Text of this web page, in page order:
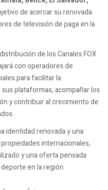
de acercar su renovada
de televisión de paga en la
de los Canales FOX
con operadores de
para facilitar la
plataformas, acompañar los
y contribuir al crecimiento de
identidad renovada y una
internacionales,
y una oferta pensada
en la región.